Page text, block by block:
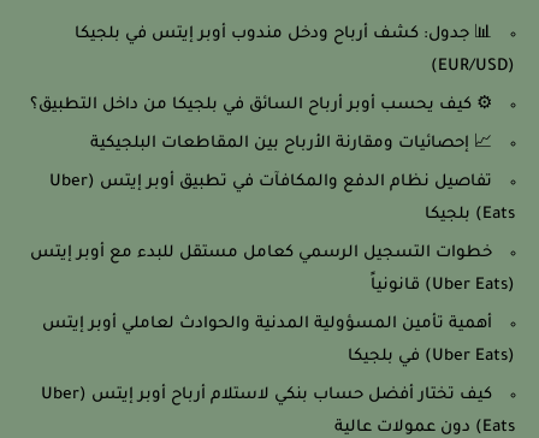
📊 جدول: كشف أرباح ودخل مندوب أوبر إيتس في بلجيكا
⚙️ كيف يحسب أوبر أرباح السائق في بلجيكا من داخل التطبيق؟
📈 إحصائيات ومقارنة الأرباح بين المقاطعات البلجيكية
تفاصيل نظام الدفع والمكافآت في تطبيق أوبر إيتس (Uber
Eats) بلجيكا
خطوات التسجيل الرسمي كعامل مستقل للبدء مع أوبر إيتس
أهمية تأمين المسؤولية المدنية والحوادث لعاملي أوبر إيتس
كيف تختار أفضل حساب بنكي لاستلام أرباح أوبر إيتس (Uber
Eats) دون عمولات عالية